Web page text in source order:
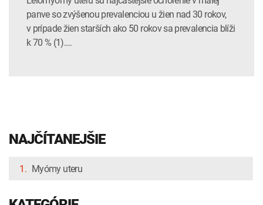
panve so zvýšenou prevalenciou u žien nad 30 rokov,
v prípade žien starších ako 50 rokov sa prevalencia blíži
k 70 % (1).…
NAJČÍTANEJŠIE
1. Myómy uteru